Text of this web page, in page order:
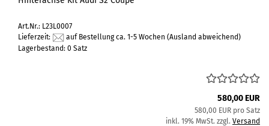
Art.Nr.: L23L0007
Lieferzeit:
auf Bestellung ca. 1-5 Wochen (Ausland abweichend)
Lagerbestand: 0 Satz
580,00 EUR
580,00 EUR pro Satz
inkl. 19% MwSt. zzgl. Versand